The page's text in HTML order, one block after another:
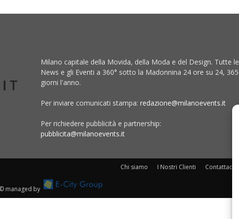
Milano capitale della Movida, della Moda e del Design. Tutte le
News e gli Eventi a 360° sotto la Madonnina 24 ore su 24, 365
giorni l'anno.
Per inviare comunicati stampa: redazione@milanoevents.it
Per richiedere pubblicità e partnership:
pubblicita@milanoevents.it
Chi siamo I Nostri Clienti Contattaci
managed by